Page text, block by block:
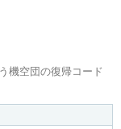
機空団の復帰コード